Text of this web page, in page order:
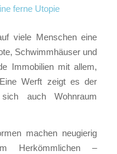
viele Menschen eine
Schwimmhäuser und
Immobilien mit allem,
Werft zeigt es der
auch Wohnraum
machen neugierig
Herkömmlichen –